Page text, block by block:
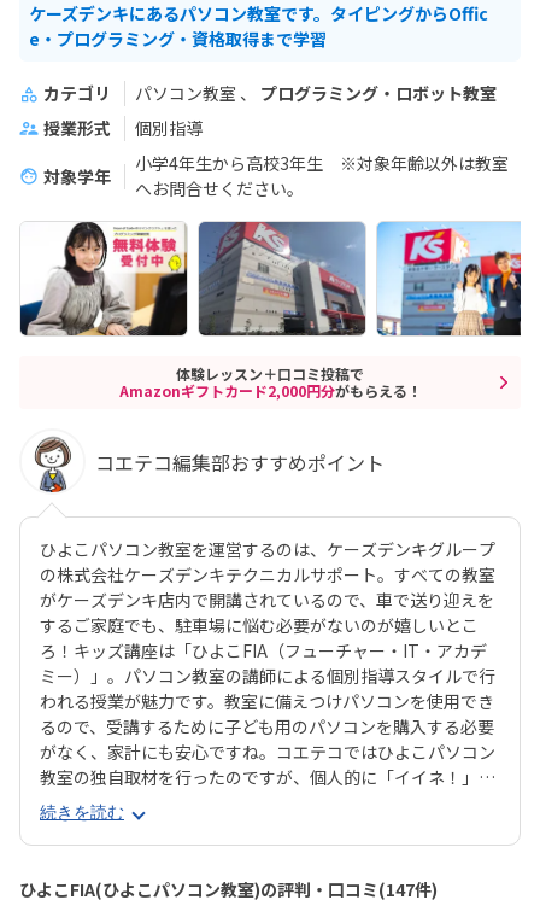
ケーズデンキにあるパソコン教室です。タイピングからOffic
e・プログラミング・資格取得まで学習
カテゴリ パソコン教室
プログラミング・ロボット教室
授業形式
個別指導
対象学年
小学4年生から高校3年生 ※対象年齢以外は教室
へお問合せください。
体験レッスン＋口コミ投稿で
Amazonギフトカード2,000円分がもらえる！
コエテコ編集部おすすめポイント
ひよこパソコン教室を運営するのは、ケーズデンキグループ
の株式会社ケーズデンキテクニカルサポート。すべての教室
がケーズデンキ店内で開講されているので、車で送り迎えを
するご家庭でも、駐車場に悩む必要がないのが嬉しいとこ
ろ！キッズ講座は「ひよこFIA（フューチャー・IT・アカデ
ミー）」。パソコン教室の講師による個別指導スタイルで行
われる授業が魅力です。教室に備えつけパソコンを使用でき
るので、受講するために子ども用のパソコンを購入する必要
がなく、家計にも安心ですね。コエテコではひよこパソコン
教室の独自取材を行ったのですが、個人的に「イイネ！」と
思ったのは資格取得が目指せるところ。なんと「ひよこFI
A」コースでは、プログラミングはもちろん、オフィスソフ
トの使い方やジュニア・プログラミング検定など、将来に生
かせるスキルも学べるのだそう！これらの資格は中学・高校
入試で内申点に加点される場合があるらしく、保護者から大
続きを読む
ひよこFIA(ひよこパソコン教室)の評判・口コミ(147件)